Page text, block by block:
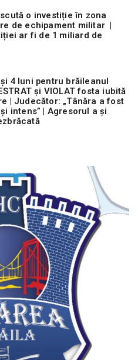
o investiție în zona
de echipament militar |
ar fi de 1 miliard de
și 4 luni pentru brăileanul
și VIOLAT fosta iubită
| Judecător: „Tânăra a fost
intens” | Agresorul a și